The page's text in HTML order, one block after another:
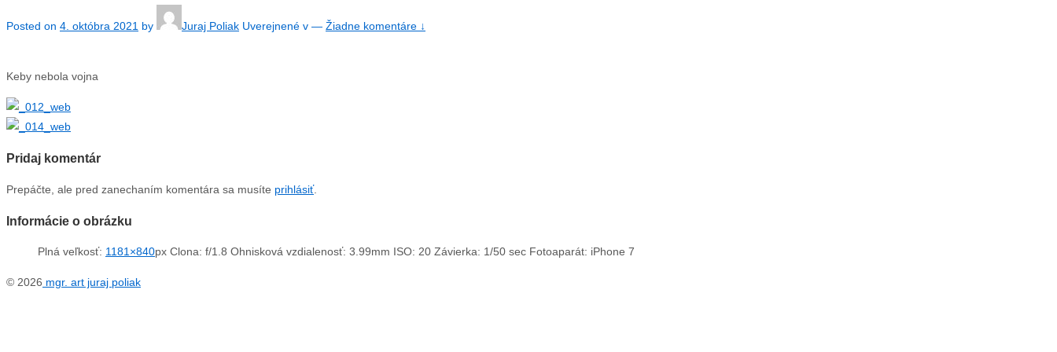
Posted on 4. októbra 2021 by Juraj Poliak Uverejnené v — Žiadne komentáre ↓
Keby nebola vojna
Pridaj komentár
Prepáčte, ale pred zanechaním komentára sa musíte prihlásiť.
Informácie o obrázku
Plná veľkosť: 1181×840px Clona: f/1.8 Ohnisková vzdialenosť: 3.99mm ISO: 20 Závierka: 1/50 sec Fotoaparát: iPhone 7
© 2026 mgr. art juraj poliak